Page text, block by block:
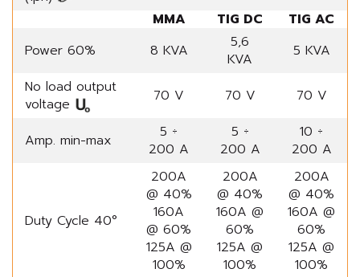
MMA
TIG DC
TIG AC
Power 60%
8 KVA
5,6
KVA
5 KVA
No load output
voltage
70 V 70 V 70 V
Amp. min-max
5 ÷
200 A
5 ÷
200 A
10 ÷
200 A
Duty Cycle 40°
200A
@ 40%
160A
@ 60%
125A @
100%
200A
@ 40%
160A @
60%
125A @
100%
200A
@ 40%
160A @
60%
125A @
100%